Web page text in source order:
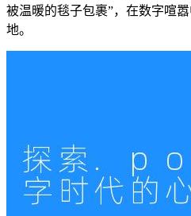
被温暖的毯子包裹”，在数字喧
地。